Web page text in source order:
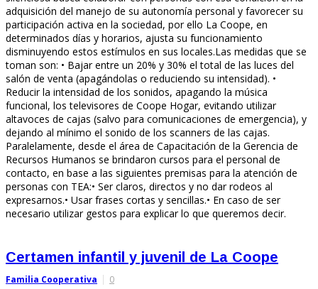
adquisición del manejo de su autonomía personal y favorecer su
participación activa en la sociedad, por ello La Coope, en
determinados días y horarios, ajusta su funcionamiento
disminuyendo estos estímulos en sus locales.Las medidas que se
toman son: • Bajar entre un 20% y 30% el total de las luces del
salón de venta (apagándolas o reduciendo su intensidad). •
Reducir la intensidad de los sonidos, apagando la música
funcional, los televisores de Coope Hogar, evitando utilizar
altavoces de cajas (salvo para comunicaciones de emergencia), y
dejando al mínimo el sonido de los scanners de las cajas.
Paralelamente, desde el área de Capacitación de la Gerencia de
Recursos Humanos se brindaron cursos para el personal de
contacto, en base a las siguientes premisas para la atención de
personas con TEA:• Ser claros, directos y no dar rodeos al
expresarnos.• Usar frases cortas y sencillas.• En caso de ser
necesario utilizar gestos para explicar lo que queremos decir.
Certamen infantil y juvenil de La Coope
Familia Cooperativa 0